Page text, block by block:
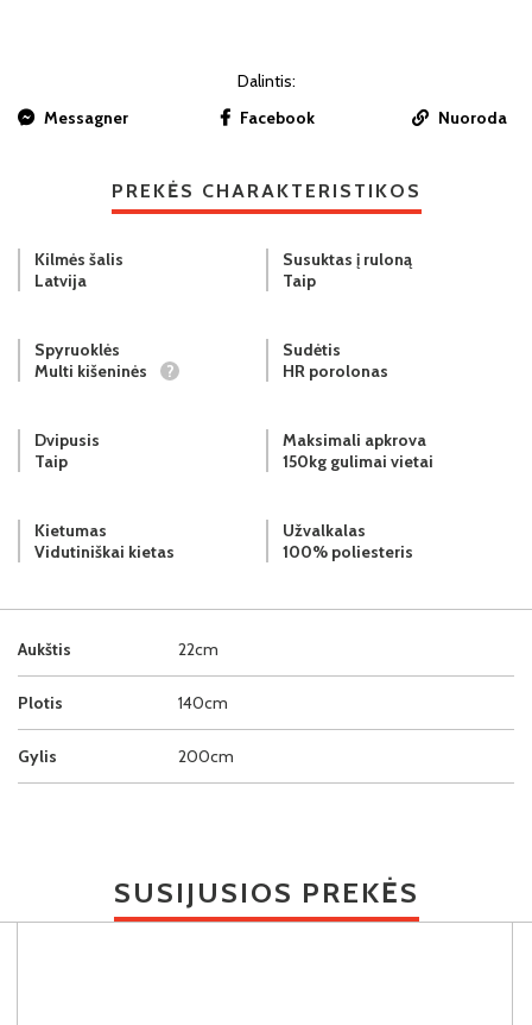
Dalintis:
Messagner
Facebook Nuoroda
PREKĖS CHARAKTERISTIKOS
Aukštis 22cm
Plotis 140cm
Gylis 200cm
Kilmės šalis
Latvija
Susuktas į ruloną
Taip
Spyruoklės
Multi kišeninės
?
Sudėtis
HR porolonas
Dvipusis
Taip
Maksimali apkrova
150kg gulimai vietai
Kietumas
Vidutiniškai kietas
Užvalkalas
100% poliesteris
SUSIJUSIOS PREKĖS